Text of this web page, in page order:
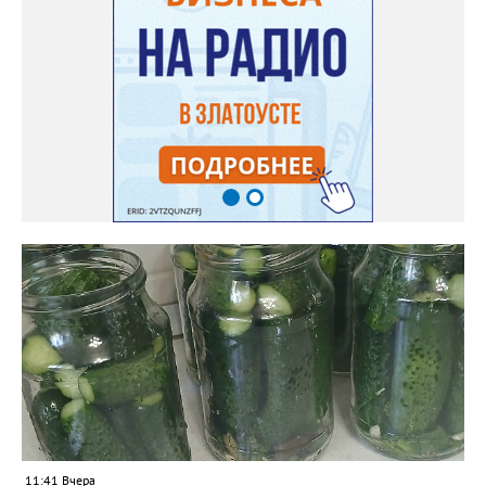
дождь продолжает лить. Сюда небо приходит плакать, На
равнинах чтоб солнцем светить. И спешат люди в дождь и
слякоть — Здесь привыкли дождливо жить. Кот Баюн Тебе
говорят: «Успокойся! Ведь все так живут, поверь! Ты чаще
проси и бойся Более страшных потерь!» Видимо надо, чтоб
дольше Все были в покорном строю. И теми, кто знает больше,
Был призван в мир Кот Баюн. Найди, воин, столб! Найди! Он
выше всех возвышается. Баюн гасит пламя в груди. Ты —
слушаешь, круг — завершается. Смотри! Ты увидишь! Смотри!
Ведь Кот не в былинах, а здесь. Он есть — пустота внутри, А ты
в пустоте этой весь. Услышь его ритм! Услышь! Он мир твой в
ритме тает. И ты, почему-то, согласен. И спорить желания нет.
Удобен и не опасен. И слушаешь «мудрых» совет. И тянет
смотреть и слушать Пустых «сенсаций» поток. Они разъедают
душу, Но ты жить без них не смог. И злоба, не как решение
Что-то менять в судьбе, А способ излить раздражение На то,
что подсунут тебе. Тебе объяснят, что дорого Стоит место у
них в раю. А рядом с тобой в ритме морока Баюкает Кот Баюн.
11:41 Вчера